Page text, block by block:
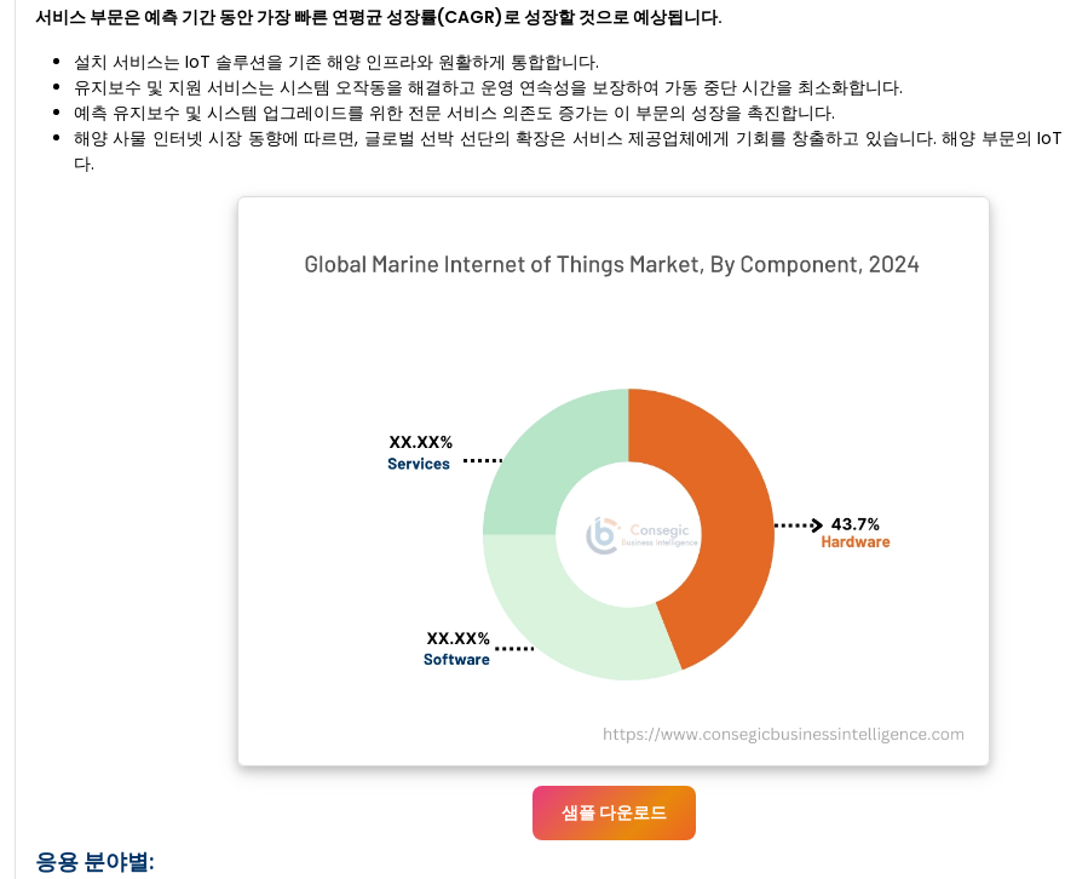
서비스 부문은 예측 기간 동안 가장 빠른 연평균 성장률(CAGR)로 성장할 것으로 예상됩니다.
설치 서비스는 IoT 솔루션을 기존 해양 인프라와 원활하게 통합합니다.
유지보수 및 지원 서비스는 시스템 오작동을 해결하고 운영 연속성을 보장하여 가동 중단 시간을 최소화합니다.
예측 유지보수 및 시스템 업그레이드를 위한 전문 서비스 의존도 증가는 이 부문의 성장을 촉진합니다.
해양 사물 인터넷 시장 동향에 따르면, 글로벌 선박 선단의 확장은 서비스 제공업체에게 기회를 창출하고 있습니다. 해양 부문의
다.
샘플 다운로드
응용 분야별: